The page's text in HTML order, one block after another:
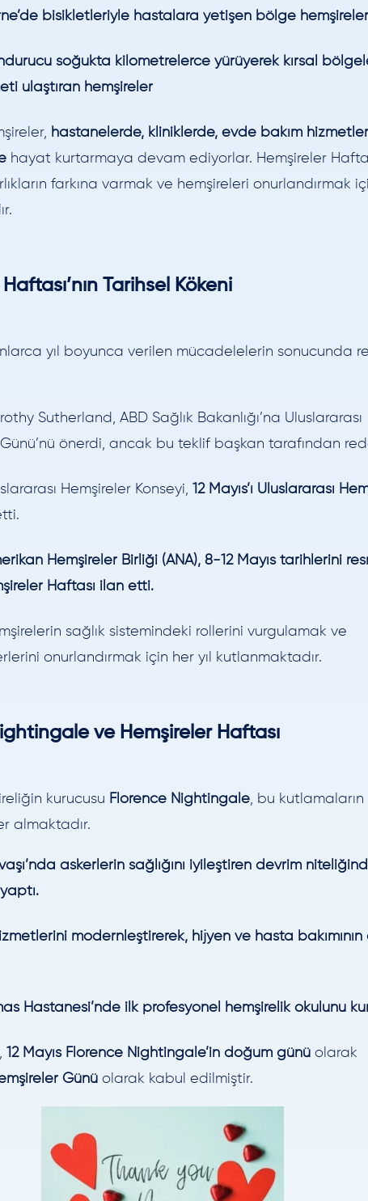
bisikletleriyle hastalara yetişen bölge
soğukta kilometrelerce yürüyerek kırsal
ulaştıran hemşireler
hastanelerde, kliniklerde, evde bakım
hayat kurtarmaya devam ediyorlar. Hemşireler
farkına varmak ve hemşireleri onurlandırmak
Tarihsel Kökeni
yıl boyunca verilen mücadelelerin sonucunda
Sutherland, ABD Sağlık Bakanlığı’na Uluslararası
önerdi, ancak bu teklif başkan tarafından
Hemşireler Konseyi, 12 Mayıs’ı Uluslararası
Hemşireler Birliği (ANA), 8-12 Mayıs tarihlerini
Haftası ilan etti.
sağlık sistemindeki rollerini vurgulamak ve
onurlandırmak için her yıl kutlanmaktadır.
ve Hemşireler Haftası
kurucusu Florence Nightingale, bu kutlamaların
almaktadır.
askerlerin sağlığını iyileştiren devrim
modernleştirerek, hijyen ve hasta bakımının
Hastanesi’nde ilk profesyonel hemşirelik okulunu
12 Mayıs Florence Nightingale’in doğum günüolarak
Günüolarak kabul edilmiştir.